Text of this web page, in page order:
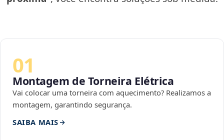
01
Montagem de Torneira Elétrica
Vai colocar uma torneira com aquecimento? Realizamos a
montagem, garantindo segurança.
SAIBA MAIS